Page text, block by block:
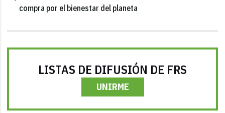
compra por el bienestar del planeta
LISTAS DE DIFUSIÓN DE FRS
UNIRME